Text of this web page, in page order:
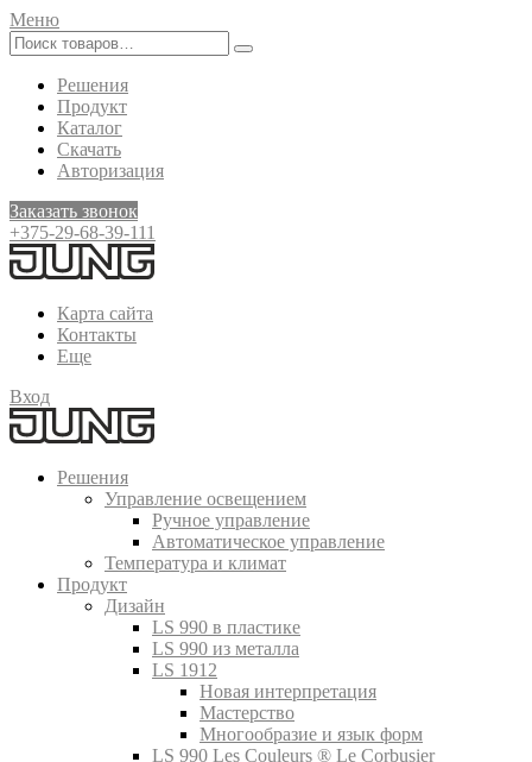
Меню
Решения
Продукт
Каталог
Скачать
Авторизация
Заказать звонок
+375-29-68-39-111
Карта сайта
Контакты
Еще
Вход
Решения
Управление освещением
Ручное управление
Автоматическое управление
Температура и климат
Продукт
Дизайн
LS 990 в пластике
LS 990 из металла
LS 1912
Новая интерпретация
Мастерство
Многообразие и язык форм
LS 990 Les Couleurs ® Le Corbusier